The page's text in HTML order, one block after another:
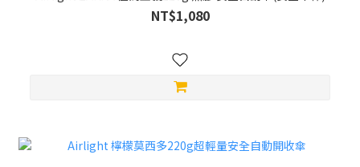
NT$1,080